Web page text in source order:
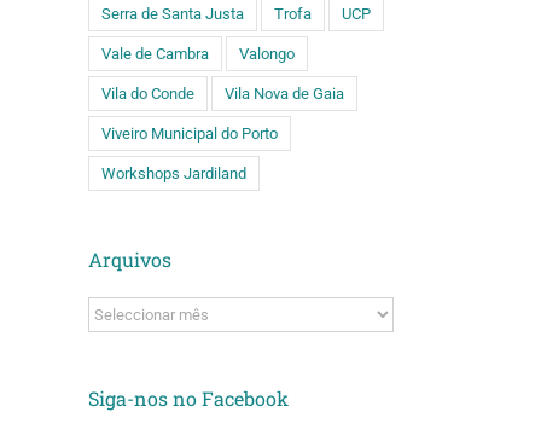
Serra de Santa Justa Trofa UCP
Vale de Cambra Valongo
Vila do Conde Vila Nova de Gaia
Viveiro Municipal do Porto
Workshops Jardiland
Arquivos
Arquivos
Siga-nos no Facebook